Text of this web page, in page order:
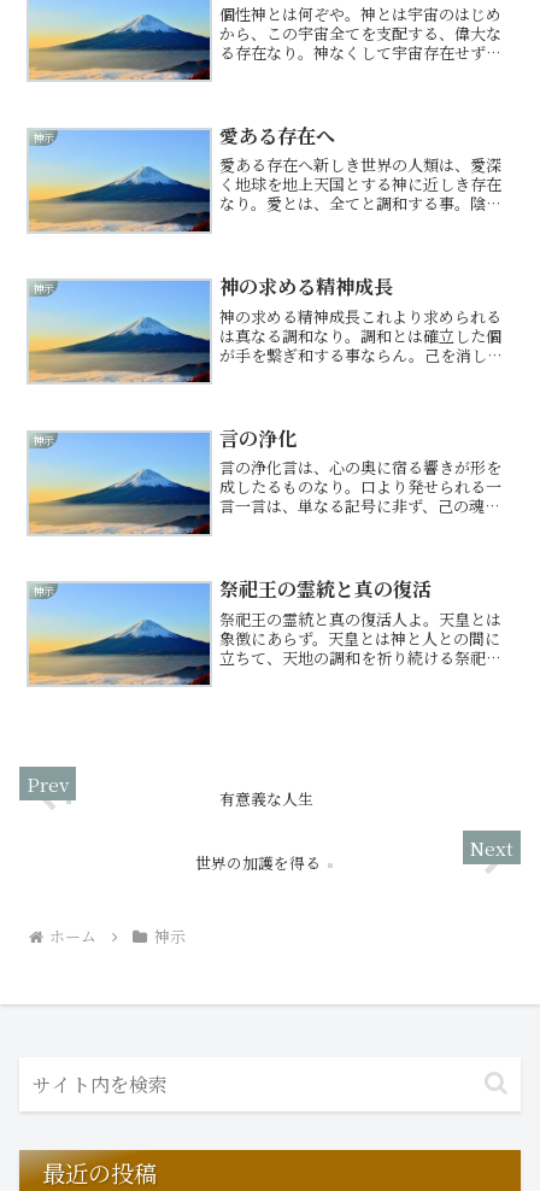
個性神とは何ぞや。神とは宇宙のはじめ
から、この宇宙全てを支配する、偉大な
る存在なり。神なくして宇宙存在せず。
愛溢るる光なり。神に心をあ...
神示 愛ある存在へ
愛ある存在へ新しき世界の人類は、愛深
く地球を地上天国とする神に近しき存在
なり。愛とは、全てと調和する事。陰と
全ての行動に愛を込めるべ...
神示 神の求める精神成長
神の求める精神成長これより求められる
は真なる調和なり。調和とは確立した個
が手を繋ぎ和する事ならん。己を消し、
て人は和することができるも...
神示 言の浄化
言の浄化言は、心の奥に宿る響きが形を
成したるものなり。口より発せられる一
言一言は、単なる記号に非ず、己の魂の
いを言葉に乗せて放つ時、...
神示 祭祀王の霊統と真の復活
祭祀王の霊統と真の復活人よ。天皇とは
象徴にあらず。天皇とは神と人との間に
立ちて、天地の調和を祈り続ける祭祀の
有意義な人生
世界の加護を得る
ホーム 神示
最近の投稿